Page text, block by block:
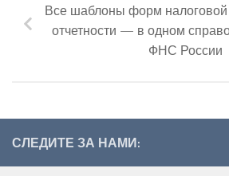
Все шаблоны форм налоговой
отчетности — в одном
ФНС России
СЛЕДИТЕ ЗА НАМИ: